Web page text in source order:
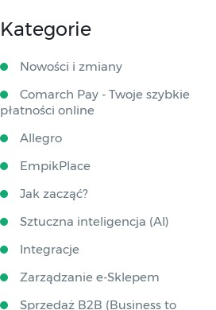
Kategorie
Nowości i zmiany
Comarch Pay - Twoje szybkie
płatności online
Allegro
EmpikPlace
Jak zacząć?
Sztuczna inteligencja (AI)
Integracje
Zarządzanie e-Sklepem
Sprzedaż B2B (Business to